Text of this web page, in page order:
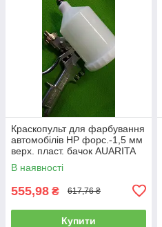
Краскопульт для фарбування
автомобілів HP форс.-1,5 мм
верх. пласт. бачок AUARITA
S-990P-1.8
В наявності
555,98 ₴ 617,76 ₴
Купити